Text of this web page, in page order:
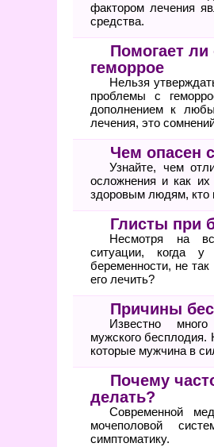
фактором лечения
средства.
Помогает
геморрое
Нельзя
проблемы с
дополнением к
лечения, это
Чем опасен
Узнайте, чем
осложнения и как
здоровым людям, кто
Глисты при
Несмотря на
ситуации, когда
беременности, не
его лечить?
Причины
Известно
мужского бесплодия.
которые мужчина в
Почему
делать?
Современной
мочеполовой
симптоматику.